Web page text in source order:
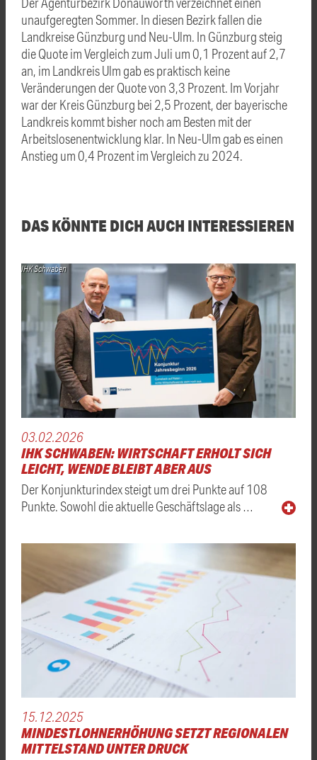
unaufgeregten Sommer. In diesen Bezirk fallen die
Landkreise Günzburg und Neu-Ulm. In Günzburg steig
die Quote im Vergleich zum Juli um 0,1 Prozent auf 2,7
an, im Landkreis Ulm gab es praktisch keine
Veränderungen der Quote von 3,3 Prozent. Im Vorjahr
war der Kreis Günzburg bei 2,5 Prozent, der bayerische
Landkreis kommt bisher noch am Besten mit der
Arbeitslosenentwicklung klar. In Neu-Ulm gab es einen
Anstieg um 0,4 Prozent im Vergleich zu 2024.
DAS KÖNNTE DICH AUCH INTERESSIEREN
IHK Schwaben
03.02.2026
IHK SCHWABEN: WIRTSCHAFT ERHOLT SICH
LEICHT, WENDE BLEIBT ABER AUS
Der Konjunkturindex steigt um drei Punkte auf 108
Punkte. Sowohl die aktuelle Geschäftslage als …
15.12.2025
MINDESTLOHNERHÖHUNG SETZT REGIONALEN
MITTELSTAND UNTER DRUCK